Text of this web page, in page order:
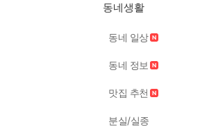
동네생활
동네 일상
동네 정보
맛집 추천
분실/실종